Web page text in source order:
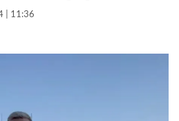
| 11:36